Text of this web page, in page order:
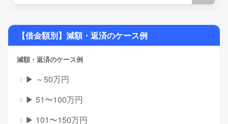
【借金額別】減額・返済のケース例
減額・返済のケース例
▶ ～50万円
▶ 51〜100万円
▶ 101〜150万円